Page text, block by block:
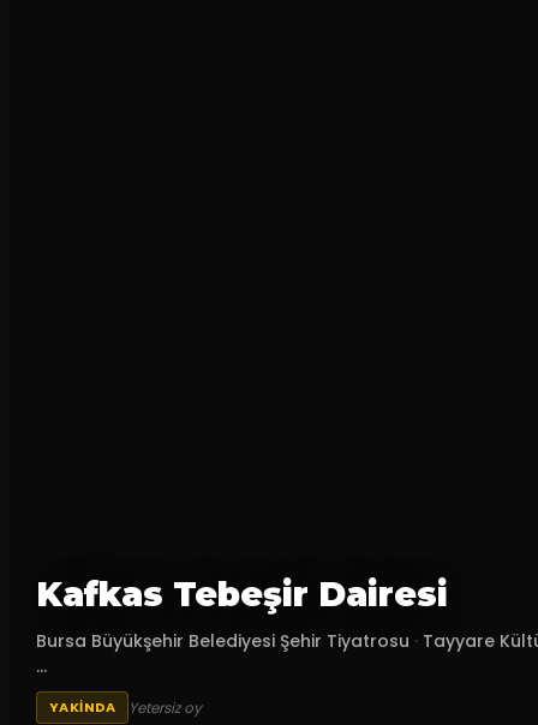
Kafkas Tebeşir Dairesi
Bursa Büyükşehir Belediyesi Şehir Tiyatrosu · Tayyare
...
YAKINDA Yetersiz oy